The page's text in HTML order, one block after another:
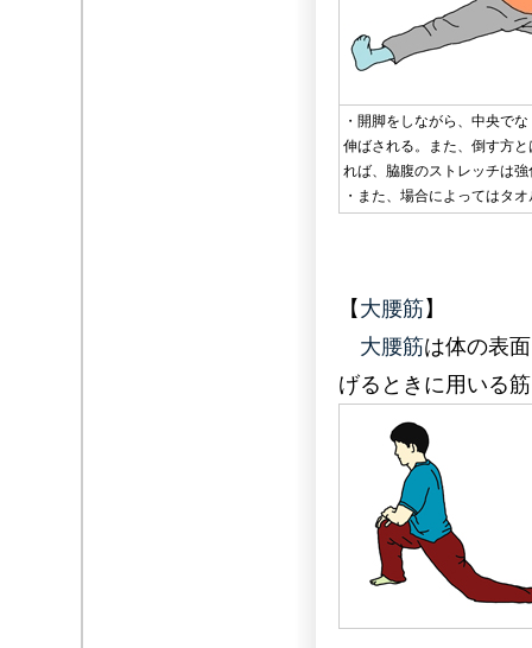
・開脚をしながら、中央で
伸ばされる。また、倒す方
れば、脇腹のストレッチは
・また、場合によってはタ
【大腰筋】
大腰筋は体の表
げるときに用いる